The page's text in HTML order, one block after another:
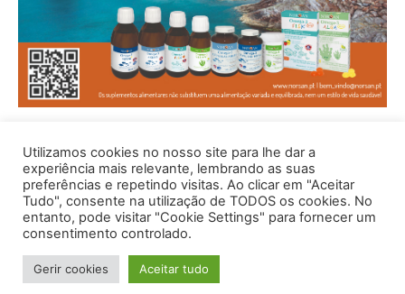
Utilizamos cookies no nosso site para lhe dar a
experiência mais relevante, lembrando as suas
preferências e repetindo visitas. Ao clicar em "Aceitar
Tudo", consente na utilização de TODOS os cookies. No
entanto, pode visitar "Cookie Settings" para fornecer um
consentimento controlado.
Gerir cookies Aceitar tudo